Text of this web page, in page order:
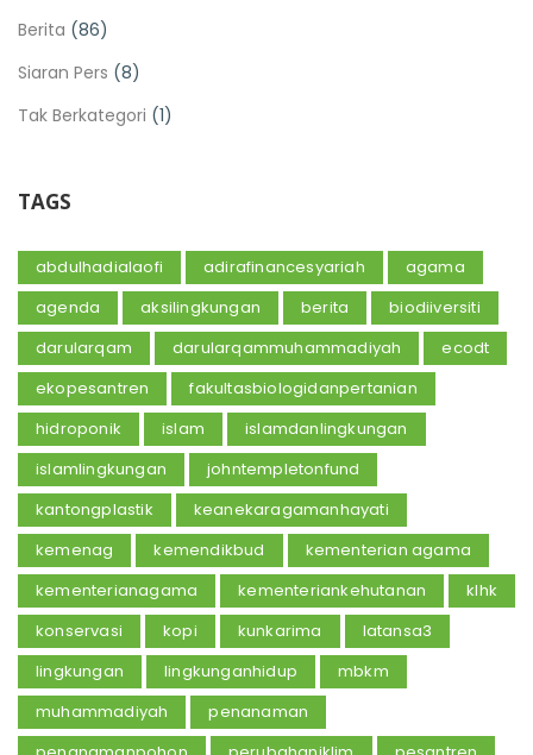
Berita (86)
Siaran Pers (8)
Tak Berkategori (1)
TAGS
abdulhadialaofi adirafinancesyariah
agama
agenda
aksilingkungan berita
biodiiversiti
darularqam
darularqammuhammadiyah
ecodt
ekopesantren
fakultasbiologidanpertanian
hidroponik
islam
islamdanlingkungan
islamlingkungan
johntempletonfund
kantongplastik
keanekaragamanhayati
kemenag
kemendikbud
kementerian agama
kementerianagama
kementeriankehutanan
klhk
konservasi
kopi kunkarima
latansa3
lingkungan
lingkunganhidup
mbkm
muhammadiyah
penanaman